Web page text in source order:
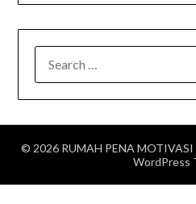
FOR:
© 2026 RUMAH PENA MOTIVASI
WordPress